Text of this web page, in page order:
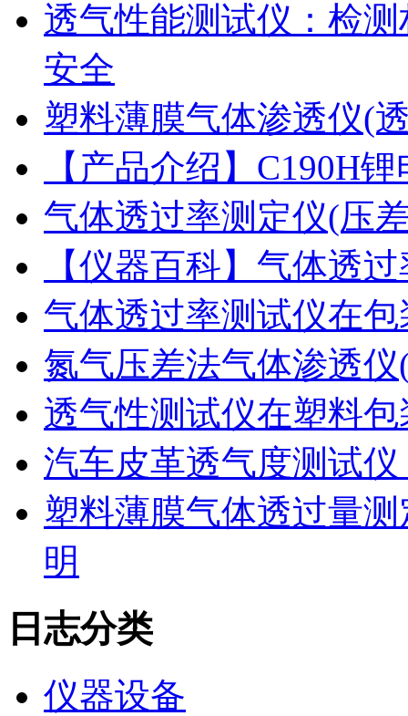
透气性能测试仪：检
安全
塑料薄膜气体渗透仪(
【产品介绍】C190H
气体透过率测定仪(压
【仪器百科】气体透
气体透过率测试仪在
氮气压差法气体渗透
透气性测试仪在塑料
汽车皮革透气度测试
塑料薄膜气体透过量
明
日志分类
仪器设备